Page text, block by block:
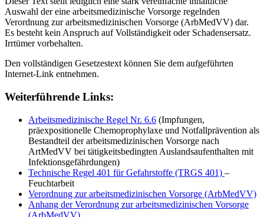
Auswahl der eine arbeitsmedizinische Vorsorge regelnden
Verordnung zur arbeitsmedizinischen Vorsorge (ArbMedVV) dar.
Es besteht kein Anspruch auf Vollständigkeit oder Schadensersatz.
Irrtümer vorbehalten.
Den vollständigen Gesetzestext können Sie dem aufgeführten
Internet-Link entnehmen.
Weiterführende Links:
Arbeitsmedizinische Regel Nr. 6.6 (Impfungen,
präexpositionelle Chemoprophylaxe und Notfallprävention als
Bestandteil der arbeitsmedizinischen Vorsorge nach
ArtMedVV bei tätigkeitsbedingten Auslandsaufenthalten mit
Infektionsgefährdungen)
Technische Regel 401 für Gefahrstoffe (TRGS 401) –
Feuchtarbeit
Verordnung zur arbeitsmedizinischen Vorsorge (ArbMedVV)
Anhang der Verordnung zur arbeitsmedizinischen Vorsorge
(ArbMedVV)